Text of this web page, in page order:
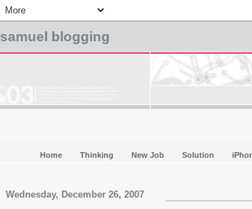
samuel blogging
Home Thinking New Job Solution
Wednesday, December 26, 2007